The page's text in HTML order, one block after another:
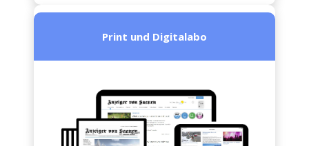
Print und Digitalabo